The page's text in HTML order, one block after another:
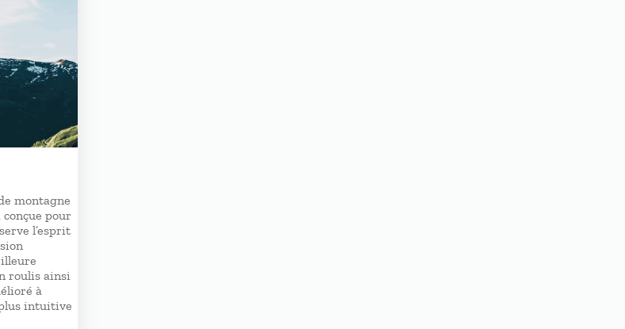
montagne
pour
l’esprit
roulis ainsi
à
intuitive